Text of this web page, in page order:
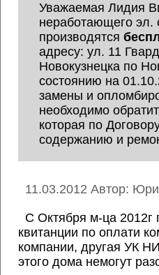
Уважаемая Лидия
неработающего эл.
производятся
адресу: ул. 11
Новокузнецка по
состоянию на
замены и
необходимо
которая по
содержанию и
11.03.2012 Автор:
С Октября м-ца 2012г
квитанции по оплати
компании, другая УК
этого дома немогут